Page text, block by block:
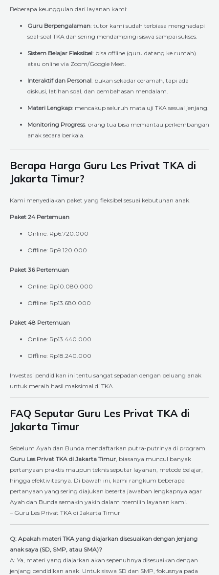
Beberapa keunggulan dari layanan kami:
Guru Berpengalaman: tutor kami sudah terbiasa menghadapi
soal-soal TKA dan sering mendampingi siswa sampai sukses.
Sistem Belajar Fleksibel: bisa offline (guru datang ke rumah)
atau online via Zoom/Google Meet.
Interaktif dan Personal: bukan sekadar ceramah, tapi ada
diskusi, latihan soal, dan pembahasan mendalam.
Materi Lengkap: mencakup seluruh mata uji TKA sesuai jenjang.
Monitoring Progress: orang tua bisa memantau perkembangan
anak secara berkala.
Berapa Harga Guru Les Privat TKA di
Jakarta Timur?
Kami menyediakan paket yang fleksibel sesuai kebutuhan anak.
Paket 24 Pertemuan
Online: Rp6.720.000
Offline: Rp9.120.000
Paket 36 Pertemuan
Online: Rp10.080.000
Offline: Rp13.680.000
Paket 48 Pertemuan
Online: Rp13.440.000
Offline: Rp18.240.000
Investasi pendidikan ini tentu sangat sepadan dengan peluang anak
untuk meraih hasil maksimal di TKA.
FAQ Seputar Guru Les Privat TKA di
Jakarta Timur
Sebelum Ayah dan Bunda mendaftarkan putra-putrinya di program
Guru Les Privat TKA di Jakarta Timur , biasanya muncul banyak
pertanyaan praktis maupun teknis seputar layanan, metode belajar,
hingga efektivitasnya. Di bawah ini, kami rangkum beberapa
pertanyaan yang sering diajukan beserta jawaban lengkapnya agar
Ayah dan Bunda semakin yakin dalam memilih layanan kami.
– Guru Les Privat TKA di Jakarta Timur
Q: Apakah materi TKA yang diajarkan disesuaikan dengan jenjang
anak saya (SD, SMP, atau SMA)?
A: Ya, materi yang diajarkan akan sepenuhnya disesuaikan dengan
jenjang pendidikan anak. Untuk siswa SD dan SMP, fokusnya pada